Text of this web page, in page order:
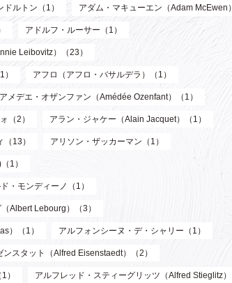
ルトン（1） アダム・マキューエン（Adam McEwen
アドルフ・ルーサー（1）
Leibovitz）（23）
アフロ（アフロ・バサルデラ）（1）
アメデエ・オザンファン（Amédée Ozenfant）（1）
（2） アラン・ジャケー（Alain Jacquet）（1）
13） アリソン・ザッカーマン（1）
1）
・モンディーノ（1）
Albert Lebourg）（3）
）（1） アルフォンシーヌ・デ・シャリー（1）
スタット（Alfred Eisenstaedt）（2）
） アルフレッド・スティーグリッツ（Alfred Stieglitz